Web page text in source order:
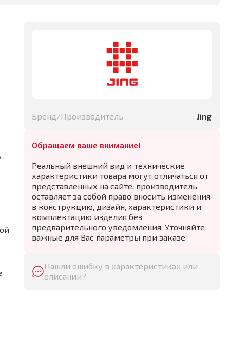
Бренд/Производитель Jing
Обращаем ваше внимание!
Реальный внешний вид и технические
характеристики товара могут отличаться от
представленных на сайте, производитель
оставляет за собой право вносить изменения
в конструкцию, дизайн, характеристики и
комплектацию изделия без
предварительного уведомления. Уточняйте
важные для Вас параметры при заказе
Нашли ошибку в характеристиках или
описании?